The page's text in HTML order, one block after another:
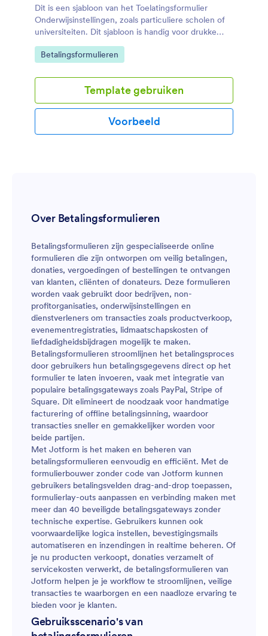
Dit is een sjabloon van het Toelatingsformulier
Onderwijsinstellingen, zoals particuliere scholen of
universiteiten. Dit sjabloon is handig voor drukke
teams die opnamen moeten verzamelen, sorteren
en volgen. U kunt vragen om studentendetails en
uiteindelijk om waardevolle informatie te verzamelen
en tijd te besparen.
Go to Category:
Betalingsformulieren
Template gebruiken
Voorbeeld
Over Betalingsformulieren
Betalingsformulieren zijn gespecialiseerde online
formulieren die zijn ontworpen om veilig betalingen,
donaties, vergoedingen of bestellingen te ontvangen
van klanten, cliënten of donateurs. Deze formulieren
worden vaak gebruikt door bedrijven, non-
profitorganisaties, onderwijsinstellingen en
dienstverleners om transacties zoals productverkoop,
evenementregistraties, lidmaatschapskosten of
liefdadigheidsbijdragen mogelijk te maken.
Betalingsformulieren stroomlijnen het betalingsproces
door gebruikers hun betalingsgegevens direct op het
formulier te laten invoeren, vaak met integratie van
populaire betalingsgateways zoals PayPal, Stripe of
Square. Dit elimineert de noodzaak voor handmatige
facturering of offline betalingsinning, waardoor
transacties sneller en gemakkelijker worden voor
beide partijen.
Met Jotform is het maken en beheren van
betalingsformulieren eenvoudig en efficiënt. Met de
formulierbouwer zonder code van Jotform kunnen
gebruikers betalingsvelden drag-and-drop toepassen,
formulierlay-outs aanpassen en verbinding maken met
meer dan 40 beveiligde betalingsgateways zonder
technische expertise. Gebruikers kunnen ook
voorwaardelijke logica instellen, bevestigingsmails
automatiseren en inzendingen in realtime beheren. Of
je nu producten verkoopt, donaties verzamelt of
servicekosten verwerkt, de betalingsformulieren van
Jotform helpen je je workflow te stroomlijnen, veilige
transacties te waarborgen en een naadloze ervaring te
bieden voor je klanten.
Gebruiksscenario's van